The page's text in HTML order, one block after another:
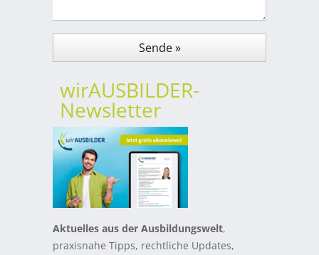
wirAUSBILDER-
Newsletter
Aktuelles aus der Ausbildungswelt,
praxisnahe Tipps, rechtliche Updates,